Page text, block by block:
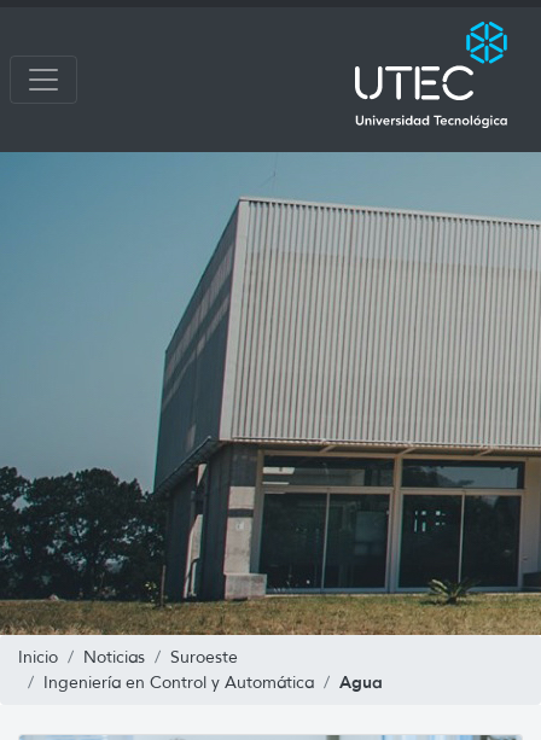
Inicio Noticias
Suroeste
Ingeniería en Control y Automática
Agua